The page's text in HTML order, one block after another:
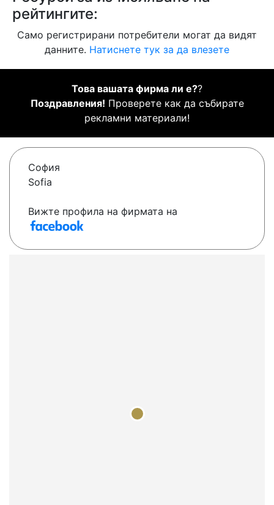
рейтингите:
Само регистрирани потребители могат да видят
данните. Натиснете тук за да влезете
Това вашата фирма ли е??
Поздравления! Проверете как да събирате
рекламни материали!
София
Sofia
Вижте профила на фирмата на